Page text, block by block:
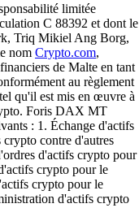
limitée
C 88392 et dont le
Triq Mikiel Ang Borg,
nom Crypto.com,
de Malte en tant
au règlement
qu'il est mis en œuvre à
Foris DAX MT
: 1. Échange d'actifs
contre d'autres
d'actifs crypto pour
crypto pour le
crypto pour le
d'actifs crypto